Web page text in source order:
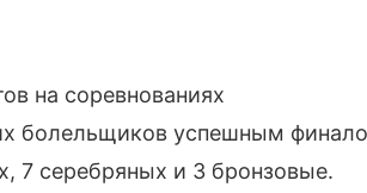
на соревнованиях
болельщиков успешным
7 серебряных и 3 бронзовые.